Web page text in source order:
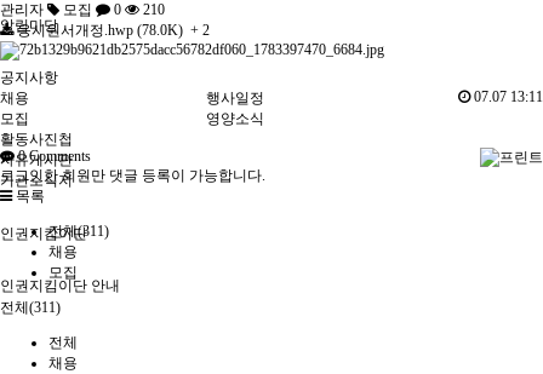
알림마당
공지사항
채용
모집
행사일정
영양소식
활동사진첩
자유게시판
기관소식지
인권지킴이단
인권지킴이단 안내
관리자
모집 0 210
07.07 13:11
응시원서개정.hwp (78.0K) + 2
0Comments
로그인한 회원만 댓글 등록이 가능합니다.
목록
전체(311)
채용
모집
전체(311)
전체
채용